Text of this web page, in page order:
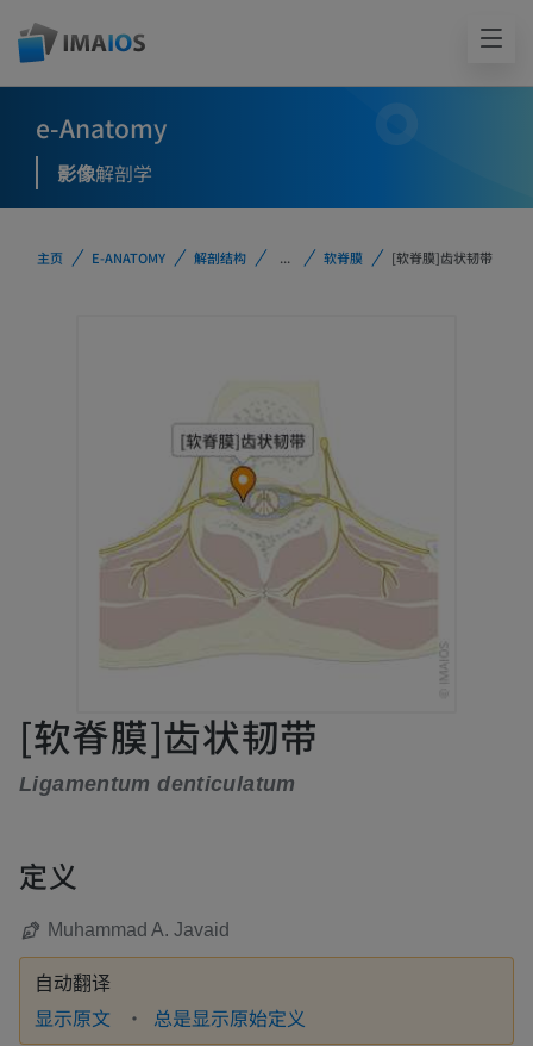
e-Anatomy
影像解剖学
主页 E-ANATOMY 解剖结构 ... 软脊膜 [软脊膜]齿状韧带
[软脊膜]齿状韧带
Ligamentum denticulatum
定义
Muhammad A. Javaid
自动翻译
显示原文 总是显示原始定义